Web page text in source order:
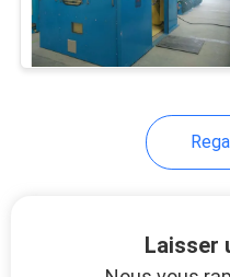
machine
Laisser